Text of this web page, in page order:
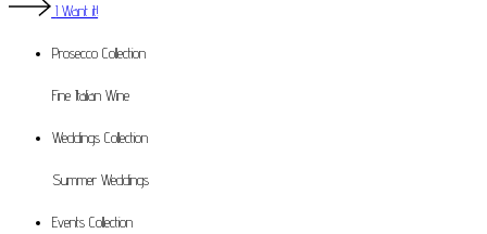
I Want it!
Prosecco Collection
Fine Italian Wine
Weddings Collection
Summer Weddings
Events Collection